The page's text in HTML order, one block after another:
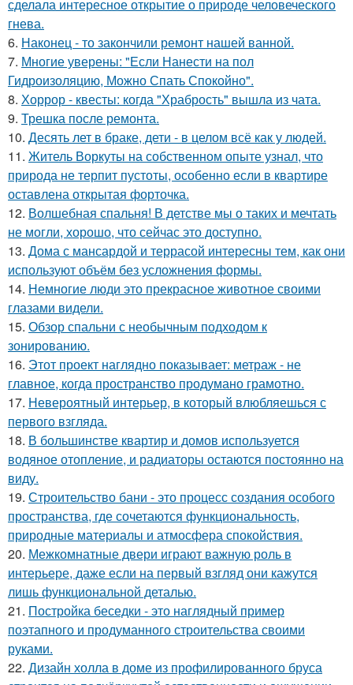
сделала интересное открытие о природе человеческого
гнева.
6. Наконец - то закончили ремонт нашей ванной.
7. Многие уверены: "Если Нанести на пол
Гидроизоляцию, Можно Спать Спокойно".
8. Хоррор - квесты: когда "Храбрость" вышла из чата.
9. Трешка после ремонта.
10. Десять лет в браке, дети - в целом всё как у людей.
11. Житель Воркуты на собственном опыте узнал, что
природа не терпит пустоты, особенно если в квартире
оставлена открытая форточка.
12. Волшебная спальня! В детстве мы о таких и мечтать
не могли, хорошо, что сейчас это доступно.
13. Дома с мансардой и террасой интересны тем, как они
используют объём без усложнения формы.
14. Немногие люди это прекрасное животное своими
глазами видели.
15. Обзор спальни с необычным подходом к
зонированию.
16. Этот проект наглядно показывает: метраж - не
главное, когда пространство продумано грамотно.
17. Невероятный интерьер, в который влюбляешься с
первого взгляда.
18. В большинстве квартир и домов используется
водяное отопление, и радиаторы остаются постоянно на
виду.
19. Строительство бани - это процесс создания особого
пространства, где сочетаются функциональность,
природные материалы и атмосфера спокойствия.
20. Межкомнатные двери играют важную роль в
интерьере, даже если на первый взгляд они кажутся
лишь функциональной деталью.
21. Постройка беседки - это наглядный пример
поэтапного и продуманного строительства своими
руками.
22. Дизайн холла в доме из профилированного бруса